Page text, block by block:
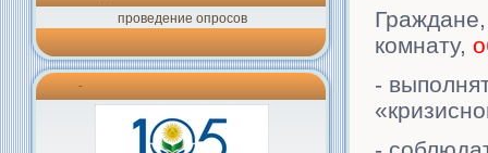
проведение опросов
-
комнату,
-